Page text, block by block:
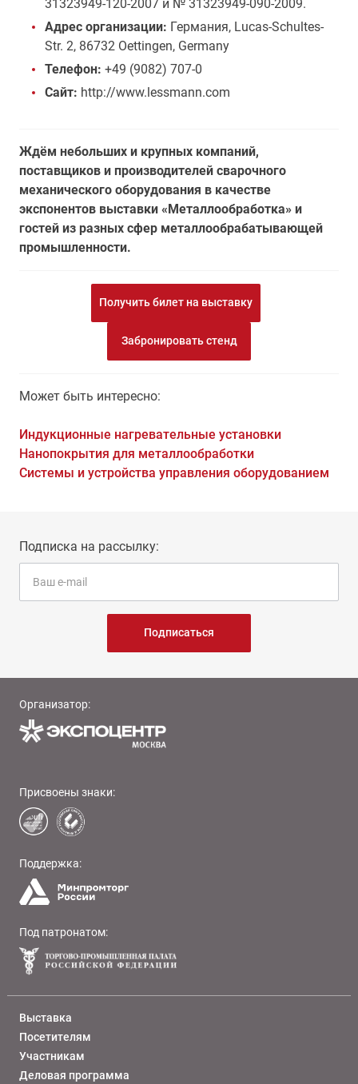
31323949-120-2007 и № 31323949-090-2009.
Адрес организации: Германия, Lucas-Schultes-
Str. 2, 86732 Oettingen, Germany
Телефон: +49 (9082) 707-0
Сайт: http://www.lessmann.com
Ждём небольших и крупных компаний,
поставщиков и производителей сварочного
механического оборудования в качестве
экспонентов выставки «Металлообработка» и
гостей из разных сфер металлообрабатывающей
промышленности.
Получить билет на выставку
Забронировать стенд
Может быть интересно:
Индукционные нагревательные установки
Нанопокрытия для металлообработки
Системы и устройства управления оборудованием
Подписка на рассылку:
Подписаться
Организатор:
Присвоены знаки:
Поддержка:
Под патронатом:
Выставка
Посетителям
Участникам
Деловая программа